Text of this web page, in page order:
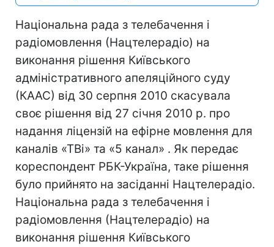
Національна рада з телебачення і
радіомовлення (Нацтелерадіо) на
виконання рішення Київського
адміністративного апеляційного суду
(КААС) від 30 серпня 2010 скасувала
своє рішення від 27 січня 2010 р. про
надання ліцензій на ефірне мовлення для
каналів «ТВі» та «5 канал» . Як передає
кореспондент РБК-Україна, таке рішення
було прийнято на засіданні Нацтелерадіо.
Національна рада з телебачення і
радіомовлення (Нацтелерадіо) на
виконання рішення Київського